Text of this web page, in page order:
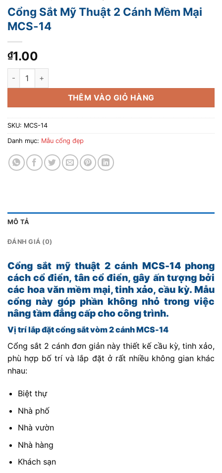
Cổng Sắt Mỹ Thuật 2 Cánh Mềm Mại
MCS-14
₫1.00
Cổng Sắt Mỹ Thuật 2 Cánh Mềm Mại MCS-14 số lượng
THÊM VÀO GIỎ HÀNG
SKU: MCS-14
Danh mục: Mẫu cổng đẹp
MÔ TẢ
ĐÁNH GIÁ (0)
Cổng sắt mỹ thuật 2 cánh MCS-14 phong
cách cổ điển, tân cổ điển, gây ấn tượng bởi
các hoa văn mềm mại, tinh xảo, cầu kỳ. Mẫu
cổng này góp phần không nhỏ trong việc
nâng tầm đẳng cấp cho công trình.
Vị trí lắp đặt cổng sắt vòm 2 cánh MCS-14
Cổng sắt 2 cánh đơn giản này thiết kế cầu kỳ, tinh xảo,
phù hợp bố trí và lắp đặt ở rất nhiều không gian khác
nhau:
Biệt thự
Nhà phố
Nhà vườn
Nhà hàng
Khách sạn